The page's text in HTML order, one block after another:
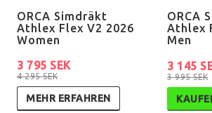
ORCA Simdräkt
Athlex Flex V2 2026
Women
4 295 SEK
3 795 SEK
MEHR ERFAHREN
ORCA
Athlex
Men
3 995 SEK
3 145